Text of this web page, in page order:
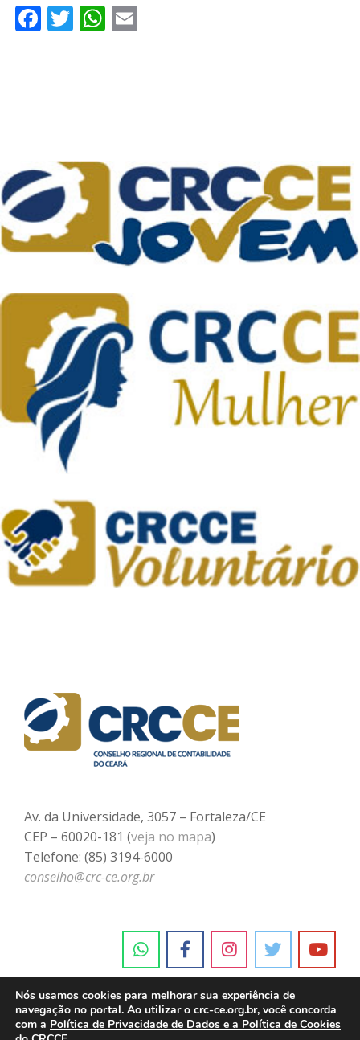
Facebook
TwitterWhatsApp
Av. da Universidade, 3057 – Fortaleza/CE
CEP – 60020-181 (veja no mapa)
Telefone: (85) 3194-6000
conselho@crc-ce.org.br
Nós usamos cookies para melhorar sua experiência de
navegação no portal. Ao utilizar o crc-ce.org.br, você concorda
com a Política de Privacidade de Dados e a Política de Cookies